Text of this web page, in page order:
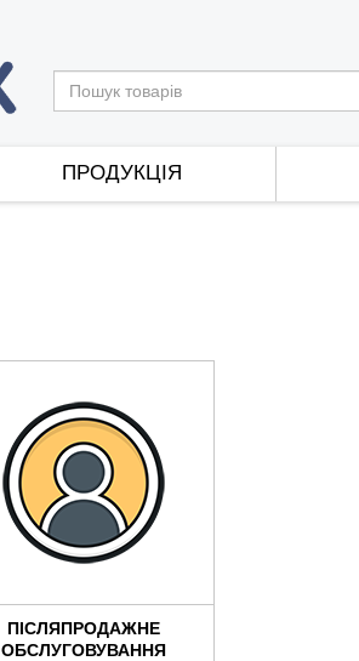
ПРОДУКЦІЯ
ПІСЛЯПРОДАЖНЕ
ОБСЛУГОВУВАННЯ